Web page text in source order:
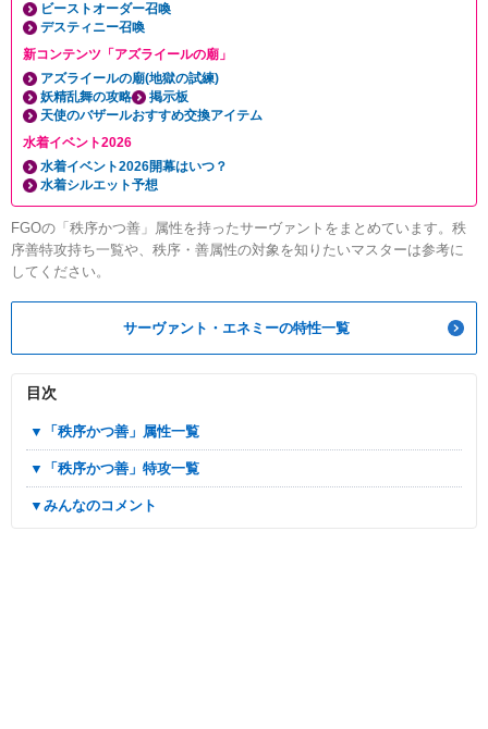
ビーストオーダー召喚
デスティニー召喚
新コンテンツ「アズライールの廟」
アズライールの廟(地獄の試練)
妖精乱舞の攻略
掲示板
天使のバザールおすすめ交換アイテム
水着イベント2026
水着イベント2026開幕はいつ？
水着シルエット予想
FGOの「秩序かつ善」属性を持ったサーヴァントをまとめています。秩
序善特攻持ち一覧や、秩序・善属性の対象を知りたいマスターは参考に
してください。
サーヴァント・エネミーの特性一覧
目次
▼「秩序かつ善」属性一覧
▼「秩序かつ善」特攻一覧
▼みんなのコメント